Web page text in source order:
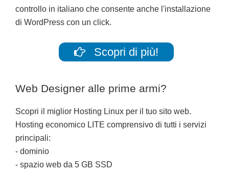
controllo in italiano che consente anche l'installazione
di WordPress con un click.
Scopri di più!
Web Designer alle prime armi?
Scopri il miglior Hosting Linux per il tuo sito web.
Hosting economico LITE comprensivo di tutti i servizi
principali:
- dominio
- spazio web da 5 GB SSD